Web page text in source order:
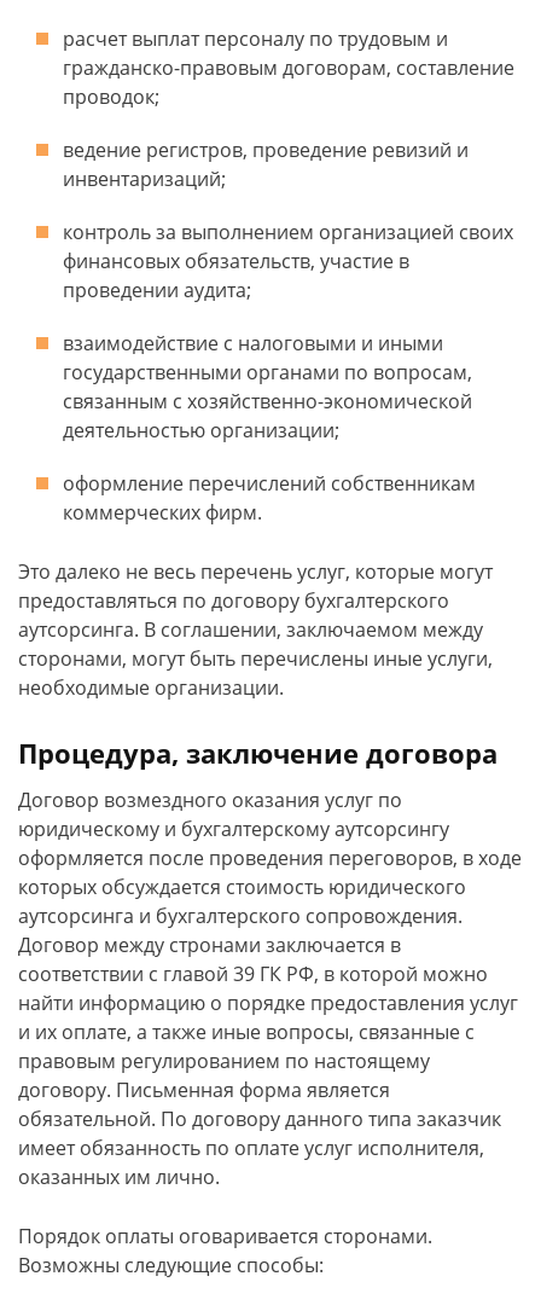
расчет выплат персоналу по трудовым и
гражданско-правовым договорам, составление
проводок;
ведение регистров, проведение ревизий и
инвентаризаций;
контроль за выполнением организацией своих
финансовых обязательств, участие в
проведении аудита;
взаимодействие с налоговыми и иными
государственными органами по вопросам,
связанным с хозяйственно-экономической
деятельностью организации;
оформление перечислений собственникам
коммерческих фирм.
Это далеко не весь перечень услуг, которые могут
предоставляться по договору бухгалтерского
аутсорсинга. В соглашении, заключаемом между
сторонами, могут быть перечислены иные услуги,
необходимые организации.
Процедура, заключение договора
Договор возмездного оказания услуг по
юридическому и бухгалтерскому аутсорсингу
оформляется после проведения переговоров, в ходе
которых обсуждается стоимость юридического
аутсорсинга и бухгалтерского сопровождения.
Договор между стронами заключается в
соответствии с главой 39 ГК РФ, в которой можно
найти информацию о порядке предоставления услуг
и их оплате, а также иные вопросы, связанные с
правовым регулированием по настоящему
договору. Письменная форма является
обязательной. По договору данного типа заказчик
имеет обязанность по оплате услуг исполнителя,
оказанных им лично.
Порядок оплаты оговаривается сторонами.
Возможны следующие способы: